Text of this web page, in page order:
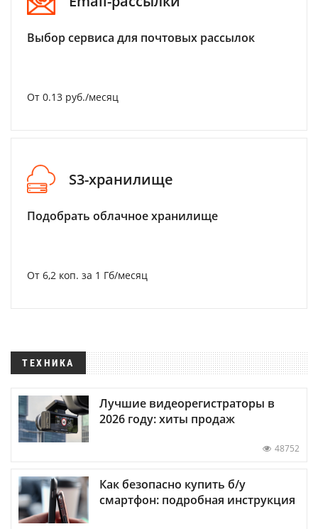
Выбор сервиса для почтовых рассылок
От 0.13 руб./месяц
S3-хранилище
Подобрать облачное хранилище
От 6,2 коп. за 1 Гб/месяц
ТЕХНИКА
Лучшие видеорегистраторы в
2026 году: хиты продаж
48752
Как безопасно купить б/у
смартфон: подробная инструкция